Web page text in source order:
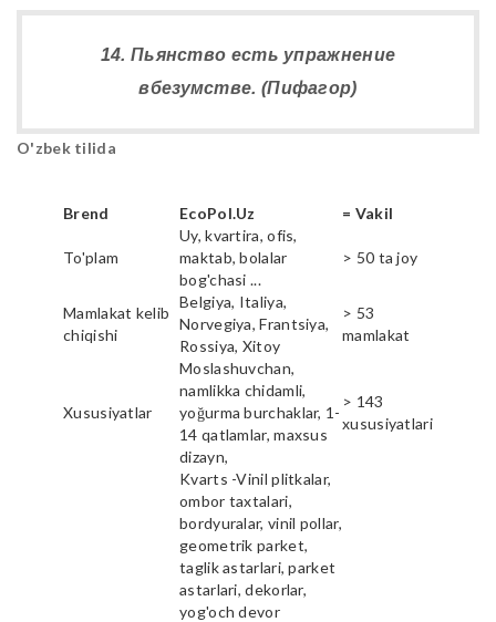
14. Пьянство есть упражнение
вбезумстве. (Пифагор)
O'zbek tilida
Brend EcoPol.Uz = Vakil
To'plam
Uy, kvartira, ofis,
maktab, bolalar
bog'chasi ...
> 50 ta joy
Mamlakat kelib
chiqishi
Belgiya, Italiya,
Norvegiya, Frantsiya,
Rossiya, Xitoy
> 53
mamlakat
Xususiyatlar
Moslashuvchan,
namlikka chidamli,
yoğurma burchaklar, 1-
14 qatlamlar, maxsus
dizayn,
> 143
xususiyatlari
Kvarts -Vinil plitkalar,
ombor taxtalari,
bordyuralar, vinil pollar,
geometrik parket,
taglik astarlari, parket
astarlari, dekorlar,
yog'och devor